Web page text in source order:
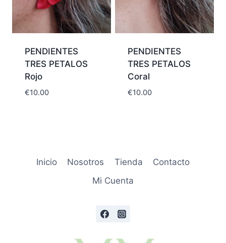
PENDIENTES
TRES PETALOS
Rojo
€10.00
PENDIENTES
TRES PETALOS
Coral
€10.00
Inicio Nosotros Tienda
Contacto
Mi Cuenta